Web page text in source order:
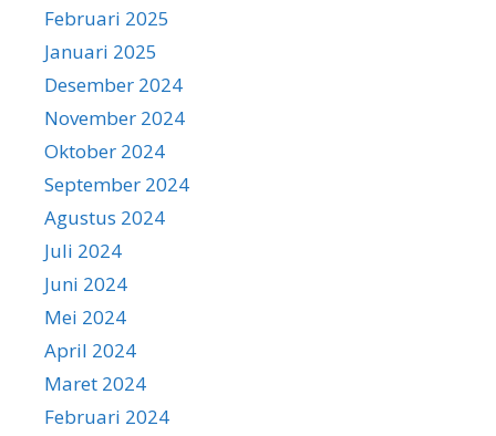
Februari 2025
Januari 2025
Desember 2024
November 2024
Oktober 2024
September 2024
Agustus 2024
Juli 2024
Juni 2024
Mei 2024
April 2024
Maret 2024
Februari 2024